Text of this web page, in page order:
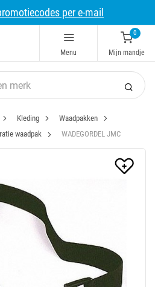
per e-mail
Menu
0
Mijn mandje
Kleding
Waadpakken
waadpak
WADEGORDEL JMC